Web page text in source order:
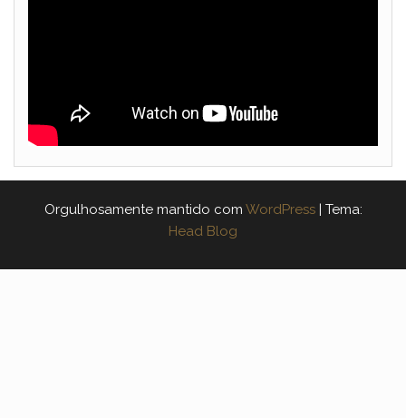
Orgulhosamente mantido com WordPress | Tema:
Head Blog